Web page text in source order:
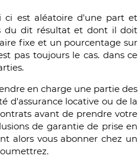
ci est aléatoire d'une part et
du dit résultat et dont il doit
fixe et un pourcentage sur
pas toujours le cas. dans ce
en charge une partie des
d'assurance locative ou de la
avant de prendre votre
de garantie de prise en
alors vous abonner chez un